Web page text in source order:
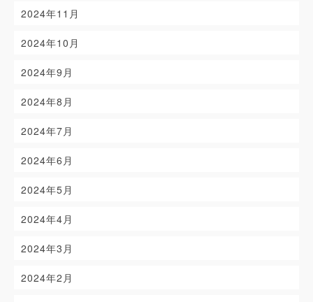
2024年11月
2024年10月
2024年9月
2024年8月
2024年7月
2024年6月
2024年5月
2024年4月
2024年3月
2024年2月